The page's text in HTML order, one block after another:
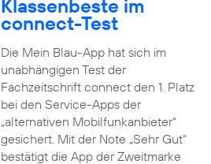
Klassenbeste im
connect-Test
Die Mein Blau-App hat sich im
unabhängigen Test der
Fachzeitschrift connect den 1. Platz
bei den Service-Apps der
„alternativen Mobilfunkanbieter“
gesichert. Mit der Note „Sehr Gut“
bestätigt die App der Zweitmarke